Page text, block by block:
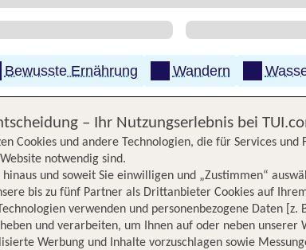
Bewusste Ernährung Wandern
– Ihr Nutzungserlebnis bei
Cookies und andere Technologien, die für Services und
notwendig sind.
hinaus und soweit Sie einwilligen und „Zustimmen“
bis zu fünf Partner als Drittanbieter Cookies auf
verwenden und personenbezogene Daten [z.
und verarbeiten, um Ihnen auf oder neben unserer
Werbung und Inhalte vorzuschlagen sowie